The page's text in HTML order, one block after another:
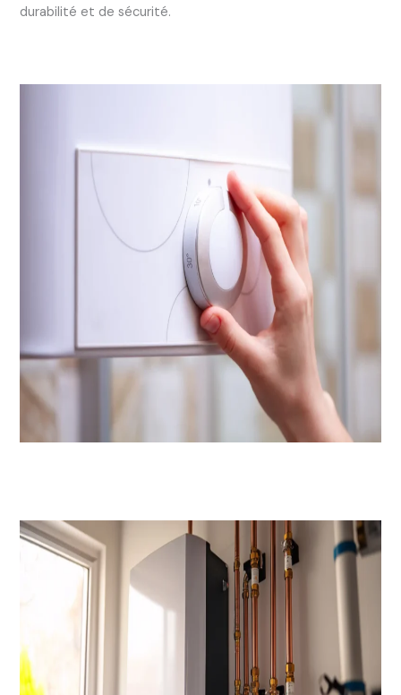
durabilité et de sécurité.